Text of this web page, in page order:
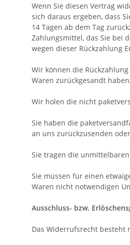
Wenn Sie diesen Vertrag
sich daraus ergeben, dass
14 Tagen ab dem Tag
Zahlungsmittel, das Sie bei
wegen dieser Rückzahlung
Wir können die
Waren zurückgesandt
Wir holen die nicht
Sie haben die
an uns zurückzusenden
Sie tragen die
Sie müssen für einen
Waren nicht notwendigen
Ausschluss- bzw.
Das Widerrufsrecht besteht